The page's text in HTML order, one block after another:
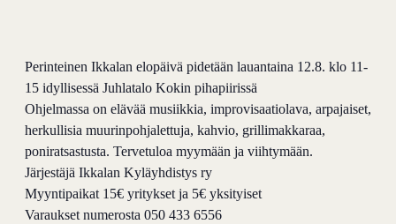
Perinteinen Ikkalan elopäivä pidetään lauantaina 12.8. klo 11-
15 idyllisessä Juhlatalo Kokin pihapiirissä
Ohjelmassa on elävää musiikkia, improvisaatiolava, arpajaiset,
herkullisia muurinpohjalettuja, kahvio, grillimakkaraa,
poniratsastusta. Tervetuloa myymään ja viihtymään.
Järjestäjä Ikkalan Kyläyhdistys ry
Myyntipaikat 15€ yritykset ja 5€ yksityiset
Varaukset numerosta 050 433 6556